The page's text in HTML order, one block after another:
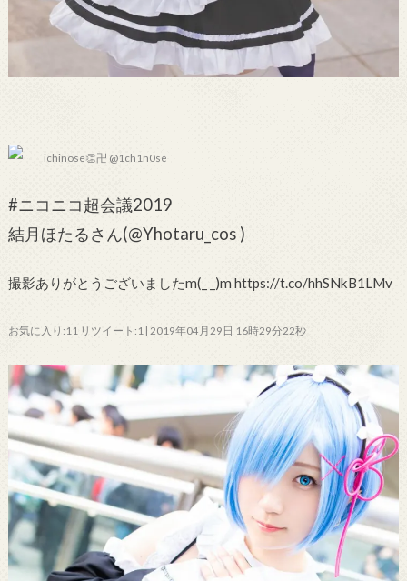
ichinose👏卍 @1ch1n0se
#ニコニコ超会議2019
結月ほたるさん(@Yhotaru_cos )
撮影ありがとうございましたm(_ _)m https://t.co/hhSNkB1LMv
お気に入り:11 リツイート:1 | 2019年04月29日 16時29分22秒